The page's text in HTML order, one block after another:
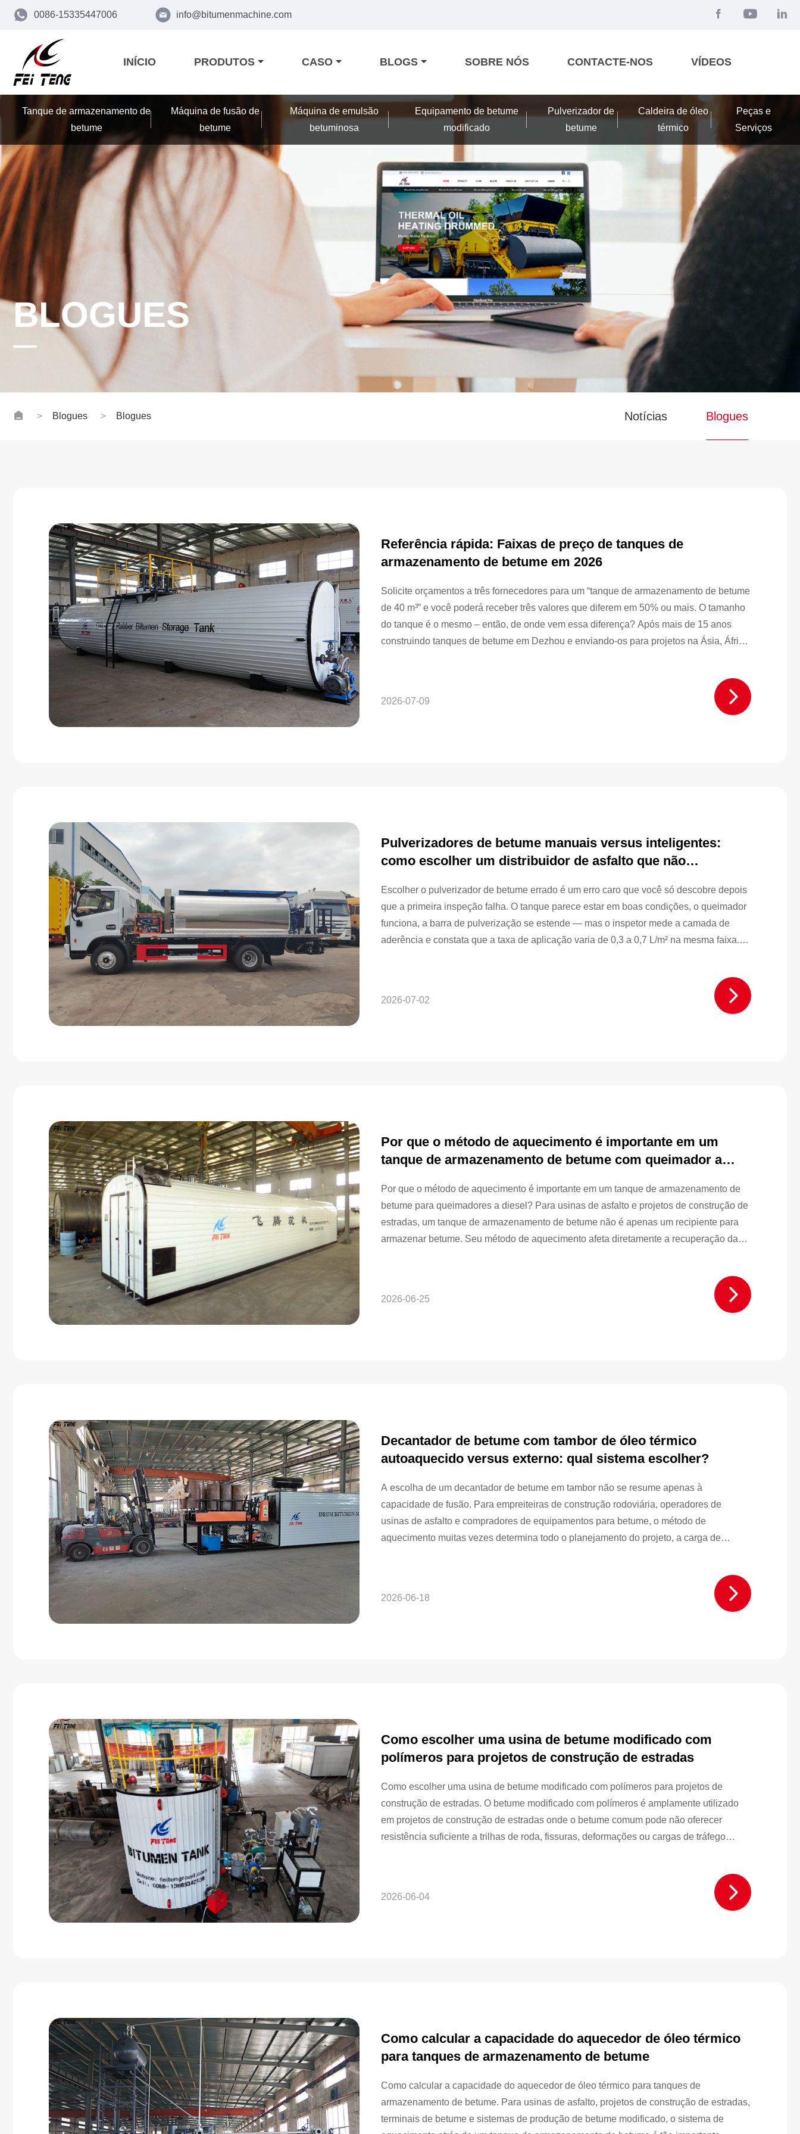
0086-15335447006 info@bitumenmachine.com
INÍCIO PRODUTOS CASO BLOGS SOBRE NÓS CONTACTE-NOS VÍDEOS
Tanque de armazenamento de
betume
Máquina de fusão de
betume
Máquina de emulsão
betuminosa
Equipamento de betume
modificado
Pulverizador de
betume
Caldeira de óleo
térmico
Peças e
Serviços
BLOGUES
Blogues Blogues Notícias Blogues
Referência rápida: Faixas de preço de tanques de
armazenamento de betume em 2026
Solicite orçamentos a três fornecedores para um “tanque de armazenamento de betume
de 40 m³” e você poderá receber três valores que diferem em 50% ou mais. O tamanho
do tanque é o mesmo – então, de onde vem essa diferença? Após mais de 15 anos
construindo tanques de betume em Dezhou e enviando-os para projetos na Ásia, África,
2026-07-09
Pulverizadores de betume manuais versus inteligentes:
como escolher um distribuidor de asfalto que não
Escolher o pulverizador de betume errado é um erro caro que você só descobre depois
que a primeira inspeção falha. O tanque parece estar em boas condições, o queimador
funciona, a barra de pulverização se estende — mas o inspetor mede a camada de
aderência e constata que a taxa de aplicação varia de 0,3 a 0,7 L/m² na mesma faixa.
2026-07-02
Por que o método de aquecimento é importante em um
tanque de armazenamento de betume com queimador a
Por que o método de aquecimento é importante em um tanque de armazenamento de
betume para queimadores a diesel? Para usinas de asfalto e projetos de construção de
estradas, um tanque de armazenamento de betume não é apenas um recipiente para
armazenar betume. Seu método de aquecimento afeta diretamente a recuperação da
comparar diferentes tanques de armazenamento de betume para queimadores a diesel,
os compradores devem considerar...
2026-06-25
Decantador de betume com tambor de óleo térmico
autoaquecido versus externo: qual sistema escolher?
A escolha de um decantador de betume em tambor não se resume apenas à
capacidade de fusão. Para empreiteiras de construção rodoviária, operadores de
usinas de asfalto e compradores de equipamentos para betume, o método de
aquecimento muitas vezes determina todo o planejamento do projeto, a carga de
betume compactado em tambor ainda é amplamente utilizado por ser mais fácil...
2026-06-18
Como escolher uma usina de betume modificado com
polímeros para projetos de construção de estradas
Como escolher uma usina de betume modificado com polímeros para projetos de
construção de estradas. O betume modificado com polímeros é amplamente utilizado
em projetos de construção de estradas onde o betume comum pode não oferecer
resistência suficiente a trilhas de roda, fissuras, deformações ou cargas de tráfego
2026-06-04
Como calcular a capacidade do aquecedor de óleo térmico
para tanques de armazenamento de betume
Como calcular a capacidade do aquecedor de óleo térmico para tanques de
armazenamento de betume. Para usinas de asfalto, projetos de construção de estradas,
terminais de betume e sistemas de produção de betume modificado, o sistema de